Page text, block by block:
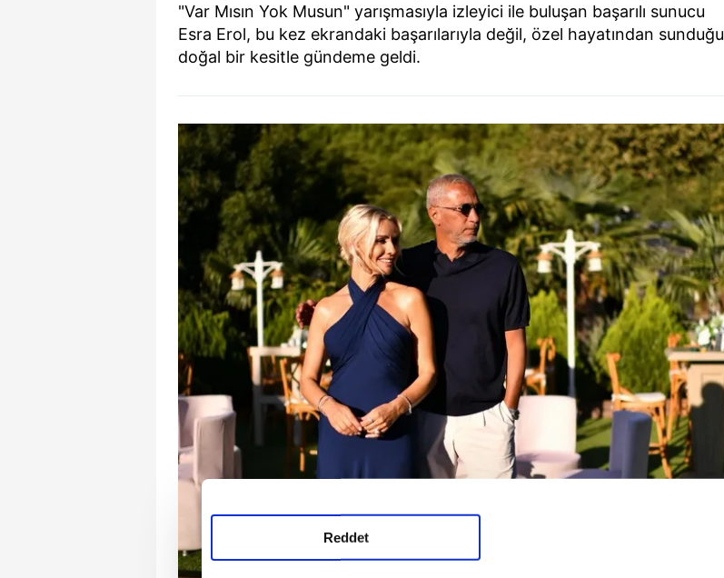
Reddet
"Var Mısın Yok Musun" yarışmasıyla izleyici ile buluşan başarılı sunucu
Esra Erol, bu kez ekrandaki başarılarıyla değil, özel hayatından sunduğu
doğal bir kesitle gündeme geldi.